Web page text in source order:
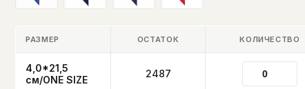
РАЗМЕР ОСТАТОК КОЛИЧЕСТВО
4,0*21,5
см/ONE SIZE
2487